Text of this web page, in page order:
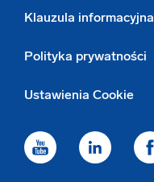
Klauzula informacyjna
Polityka prywatności
Ustawienia Cookie